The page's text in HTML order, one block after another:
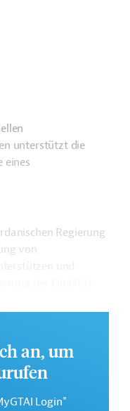
unterstützt die
eines
Regierung
von
an, um
Login"